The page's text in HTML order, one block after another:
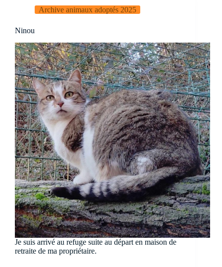
Archive animaux adoptés 2025
Ninou
Je suis arrivé au refuge suite au départ en maison de
retraite de ma propriétaire.